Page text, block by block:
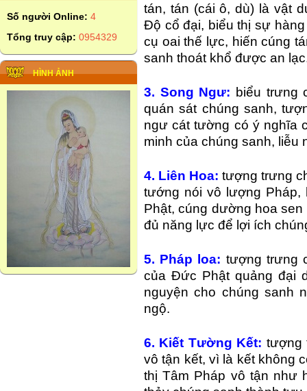
Số người Online: 4
Tổng truy cập: 0954329
HÌNH ẢNH
tán, tán (cái ô, dù) là vật
Độ cổ đại, biểu thị sự
cụ oai thế lực, hiến cúng
sanh thoát khổ được an
3. Song Ngư: biểu trưng
quán sát chúng sanh,
ngư cát tường có ý nghĩa
minh của chúng sanh, liễu
4. Liên Hoa: tượng trưng
tướng nói vô lượng Pháp,
Phật, cúng dường hoa
đủ năng lực để lợi ích
5. Pháp loa: tượng trưng
của Đức Phật quảng đại
nguyện cho chúng sanh
ngộ.
6. Kiết Tường Kết: tượng
vô tận kết, vì là kết không
thị Tâm Pháp vô tận như